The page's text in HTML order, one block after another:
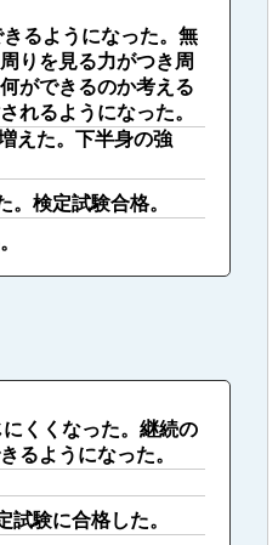
るようになった。無
りを見る力がつき周
ができるのか考える
れるようになった。
えた。下半身の強
。検定試験合格。
くくなった。継続の
るようになった。
試験に合格した。